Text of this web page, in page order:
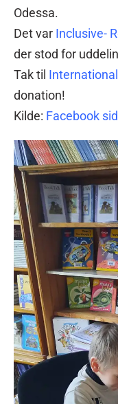
Odessa.
Det var Inclusive-
der stod for
Tak til
donation!
Kilde: Facebook